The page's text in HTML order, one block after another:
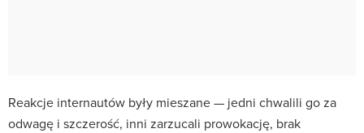
Reakcje internautów były mieszane — jedni chwalili go za
odwagę i szczerość, inni zarzucali prowokację, brak